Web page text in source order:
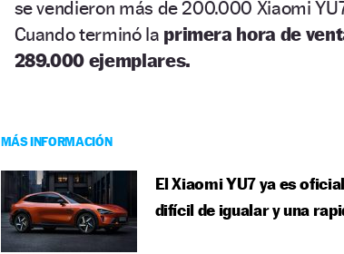
se vendieron más de 200.000 Xiaomi
Cuando terminó la primera hora de
289.000 ejemplares.
MÁS INFORMACIÓN
El Xiaomi YU7 ya es
difícil de igualar y una